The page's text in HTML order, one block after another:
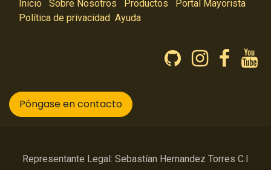
Inicio Sobre Nosotros Productos
Portal Mayorista
Política de privacidad Ayuda
Póngase en contacto
Representante Legal: Sebastían Hernandez Torres C.I